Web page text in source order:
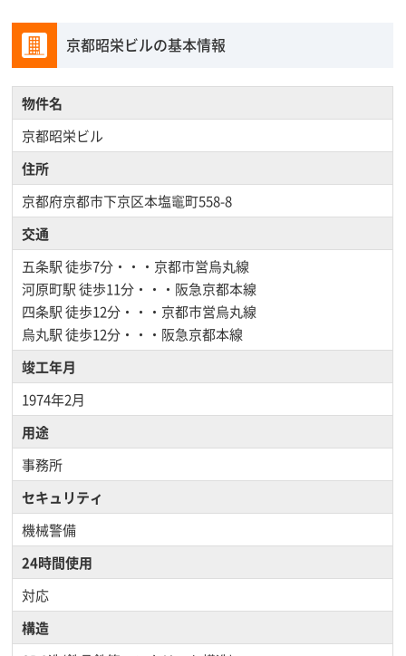
京都昭栄ビルの基本情報
物件名
京都昭栄ビル
住所
京都府京都市下京区本塩竈町558-8
交通
五条駅徒歩7分・・・京都市営烏丸線
河原町駅徒歩11分・・・阪急京都本線
四条駅徒歩12分・・・京都市営烏丸線
烏丸駅徒歩12分・・・阪急京都本線
竣工年月
1974年2月
用途
事務所
セキュリティ
機械警備
24時間使用
対応
構造